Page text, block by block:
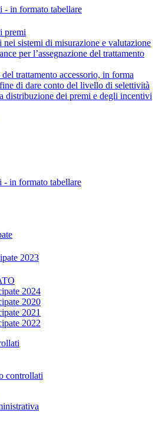
- in formato tabellare
premi
sistemi di misurazione e valutazione
per l’assegnazione del trattamento
trattamento accessorio, in forma
di dare conto del livello di selettività
distribuzione dei premi e degli incentivi
in formato tabellare
2023
2024
2020
2021
2022
controllati